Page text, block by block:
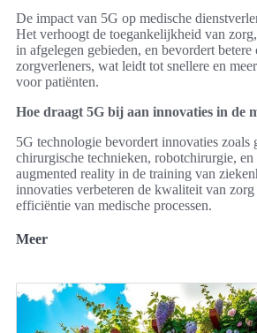
De impact van 5G op medische
Het verhoogt de toegankelijkheid van
in afgelegen gebieden, en bevordert betere
zorgverleners, wat leidt tot snellere en
voor patiënten.
Hoe draagt 5G bij aan innovaties in de
5G technologie bevordert innovaties zoals
chirurgische technieken, robotchirurgie,
augmented reality in de training van
innovaties verbeteren de kwaliteit van
efficiëntie van medische processen.
Meer